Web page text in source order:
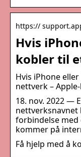
https://
Hvis
kobler til
Hvis iPhone
nettverk –
18. nov. 2022 —
forbindelse med
kommer på
Få hjelp med å